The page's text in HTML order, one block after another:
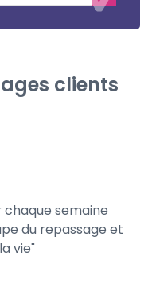
clients
semaine
du repassage et
vie